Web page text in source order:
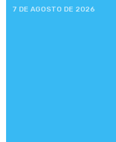
7 DE AGOSTO DE 2026